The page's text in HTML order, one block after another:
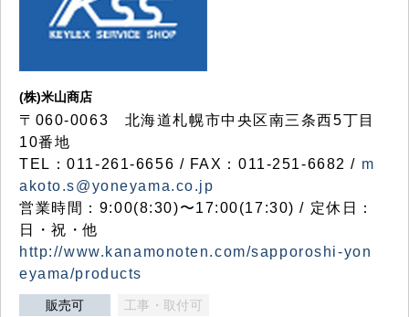
(株)米山商店
〒060-0063 北海道札幌市中央区南三条西5丁目
10番地
TEL：011-261-6656 / FAX：011-251-6682 / m
akoto.s@yoneyama.co.jp
営業時間：9:00(8:30)〜17:00(17:30) / 定休日：
日・祝・他
http://www.kanamonoten.com/sapporoshi-yon
eyama/products
販売可 工事・取付可